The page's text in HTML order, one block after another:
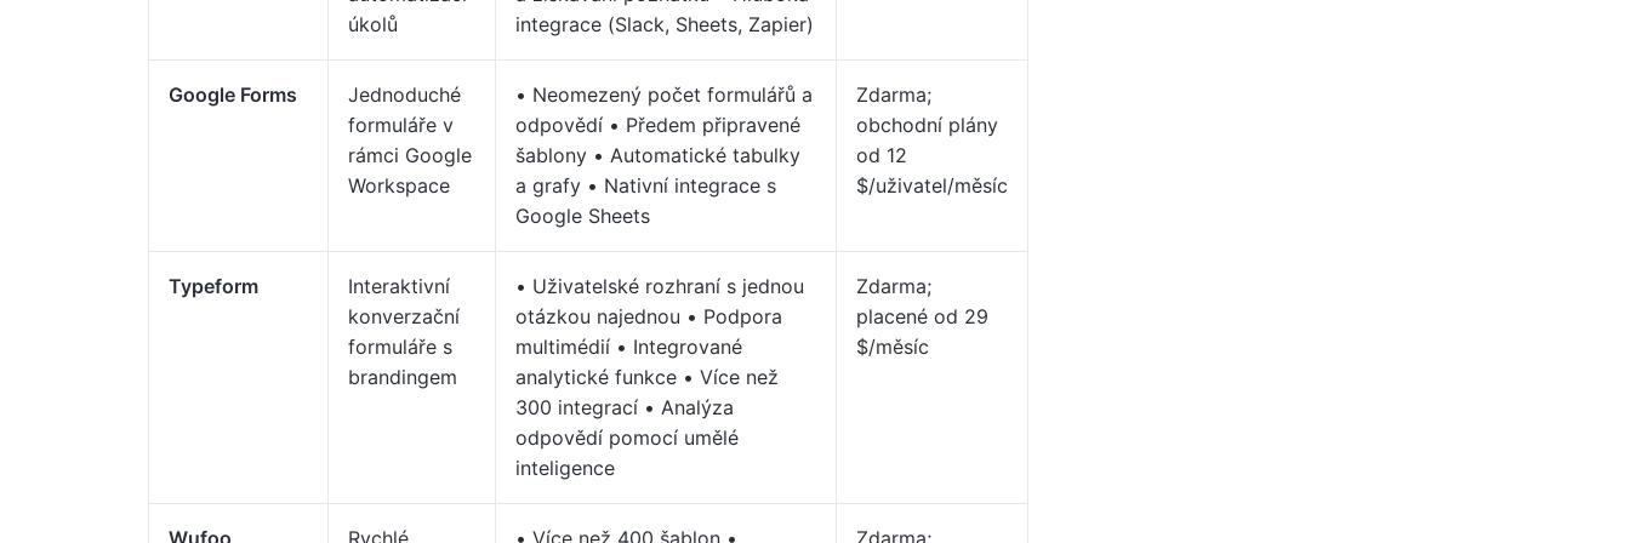
úkolů
integrace (Slack, Sheets, Zapier)
Google Forms
Jednoduché
formuláře v
rámci Google
Workspace
• Neomezený počet formulářů a
odpovědí • Předem připravené
šablony • Automatické tabulky
a grafy • Nativní integrace s
Google Sheets
Zdarma;
obchodní plány
od 12
$/uživatel/měsíc
Typeform
Interaktivní
konverzační
formuláře s
brandingem
• Uživatelské rozhraní s jednou
otázkou najednou • Podpora
multimédií • Integrované
analytické funkce • Více než
300 integrací • Analýza
odpovědí pomocí umělé
inteligence
Zdarma;
placené od 29
$/měsíc
Wufoo Rychlé • Více než 400 šablon • Zdarma;